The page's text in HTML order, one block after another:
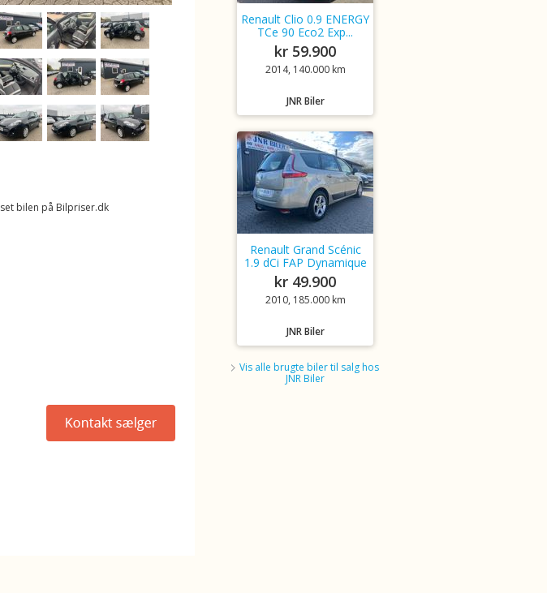
bilen på Bilpriser.dk
Renault Clio 0.9 ENERGY
TCe 90 Eco2 Exp...
kr 59.900
2014, 140.000 km
JNR Biler
Renault Grand Scénic
1.9 dCi FAP Dynamique
kr 49.900
2010, 185.000 km
JNR Biler
Vis alle brugte biler til salg hos
JNR Biler